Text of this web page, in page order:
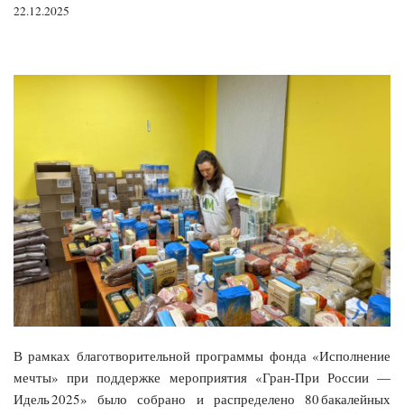
22.12.2025
В рамках благотворительной программы фонда «Исполнение
мечты» при поддержке мероприятия «Гран‑При России —
Идель 2025» было собрано и распределено 80 бакалейных